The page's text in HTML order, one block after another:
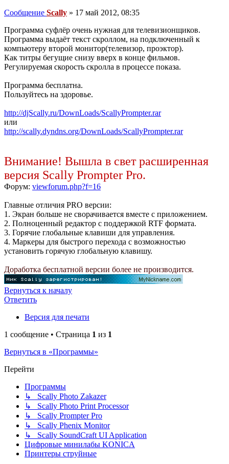
Сообщение Scally » 17 май 2012, 08:35
Программа суфлёр очень нужная для телевизионщиков.
Программа выдаёт текст скроллом, на подключенный к
компьютеру второй монитор(телевизор, проэктор).
Как титры бегущие снизу вверх в конце фильмов.
Регулируемая скорость скролла в процессе показа.
Программа бесплатна.
Пользуйтесь на здоровье.
http://djScally.ru/DownLoads/ScallyPrompter.rar
или
http://scally.dyndns.org/DownLoads/ScallyPrompter.rar
Внимание! Вышла в свет расширенная
версия Scally Prompter Pro.
Форум: viewforum.php?f=16
Главные отличия PRO версии:
1. Экран больше не сворачивается вместе с приложением.
2. Полноценный редактор с поддержкой RTF формата.
3. Горячие глобальные клавиши для управления.
4. Маркеры для быстрого перехода с возможностью
установить горячую глобальную клавишу.
Доработка бесплатной версии более не производится.
Вернуться к началу
Ответить
Версия для печати
1 сообщение • Страница 1 из 1
Вернуться в «Программы»
Перейти
Программы
↳ Scally Photo Zakazer
↳ Scally Photo Print Processor
↳ Scally Prompter Pro
↳ Scally Phenix Monitor
↳ Scally SoundCraft UI Application
Цифровые минилабы KONICA
Принтеры струйные